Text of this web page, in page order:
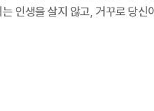
인생을 살지 않고, 거꾸로 당